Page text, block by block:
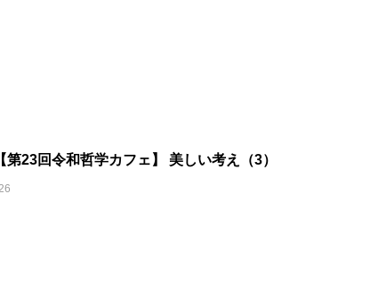
第23回令和哲学カフェ】 美しい考え（3）